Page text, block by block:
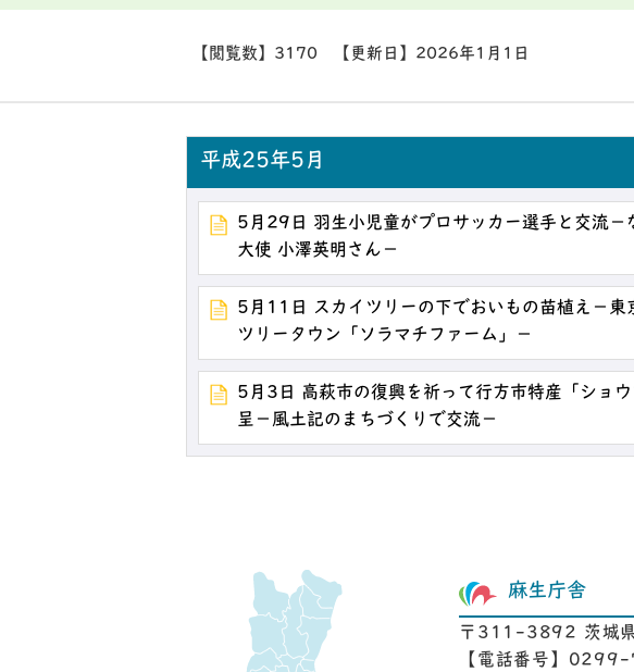
【閲覧数】 3170 【更新日】 2026年1月1日
平成25年5月
5月29日 羽生小児童がプロサッカー選手と交流－
大使 小澤英明さん－
5月11日 スカイツリーの下でおいもの苗植え－東
ツリータウン「ソラマチファーム」－
5月3日 高萩市の復興を祈って行方市特産「ショ
呈－風土記のまちづくりで交流－
麻生庁舎
〒311-3892 茨城
【電話番号】